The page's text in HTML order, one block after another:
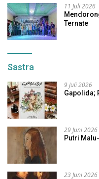
11 Juli 2026
Ternate
Sastra
9 Juli 2026
Gapolida;
29 Juni 2026
Putri
23 Juni 2026